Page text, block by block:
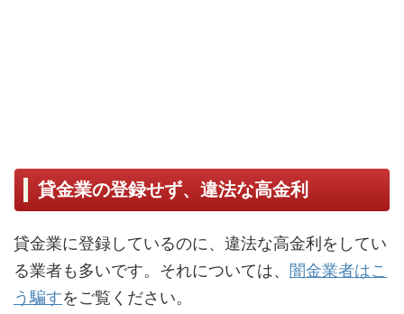
貸金業の登録せず、違法な高金利
貸金業に登録しているのに、違法な高金利をしてい
る業者も多いです。それについては、 闇金業者はこ
う騙すをご覧ください。